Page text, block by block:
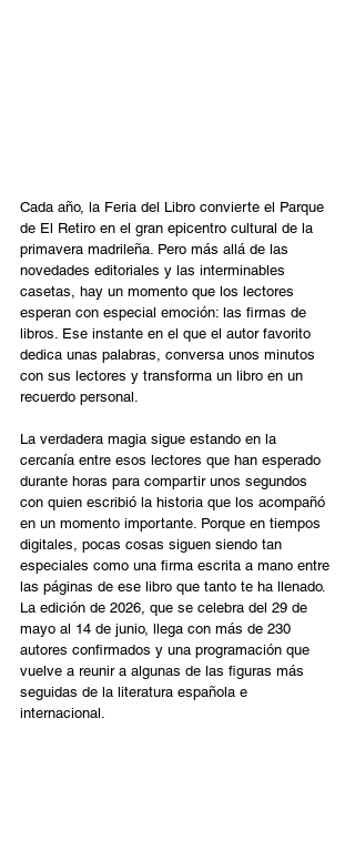
Cada año, la Feria del Libro convierte el Parque
de El Retiro en el gran epicentro cultural de la
primavera madrileña. Pero más allá de las
novedades editoriales y las interminables
casetas, hay un momento que los lectores
esperan con especial emoción: las firmas de
libros. Ese instante en el que el autor favorito
dedica unas palabras, conversa unos minutos
con sus lectores y transforma un libro en un
recuerdo personal.
La verdadera magia sigue estando en la
cercanía entre esos lectores que han esperado
durante horas para compartir unos segundos
con quien escribió la historia que los acompañó
en un momento importante. Porque en tiempos
digitales, pocas cosas siguen siendo tan
especiales como una firma escrita a mano entre
las páginas de ese libro que tanto te ha llenado.
La edición de 2026, que se celebra del 29 de
mayo al 14 de junio, llega con más de 230
autores confirmados y una programación que
vuelve a reunir a algunas de las figuras más
seguidas de la literatura española e
internacional.